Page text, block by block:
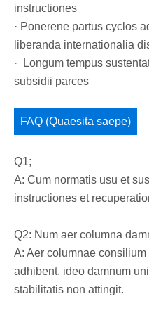
instructiones
· Ponerene partus cyclos
liberanda internationalia
· Longum tempus
subsidii parces
FAQ (Quaesita saepe)
Q1;
A: Cum normatis usu et
instructiones et
Q2: Num aer columna
A: Aer columnae
adhibent, ideo damnum
stabilitatis non attingit.